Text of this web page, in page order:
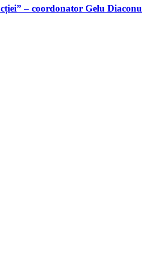
– coordonator Gelu Diaconu